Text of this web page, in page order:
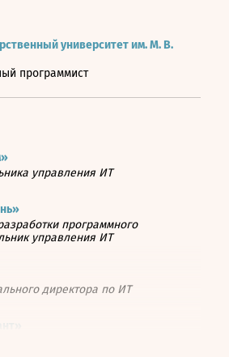
университет им. М. В.
программист
управления ИТ
программного
управления ИТ
директора по ИТ